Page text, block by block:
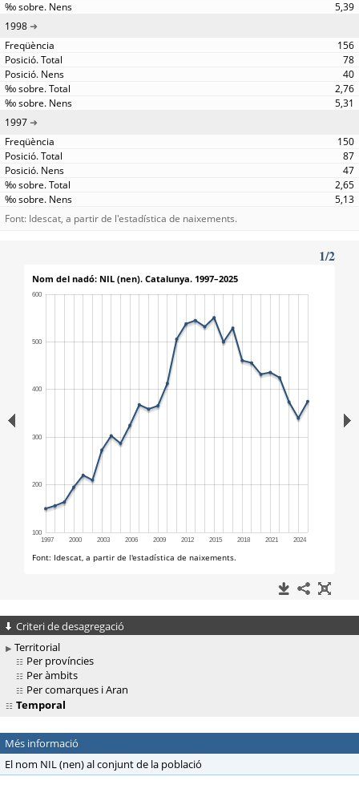
5,39
1998
156
78
40
2,76
5,31
1997
150
87
47
2,65
5,13
Font: Idescat, a partir de l'estadística de naixements.
Criteri de desagregació
Territorial
Per províncies
Per àmbits
Per comarques i Aran
Temporal
Més informació
El nom NIL (nen) al conjunt de la població